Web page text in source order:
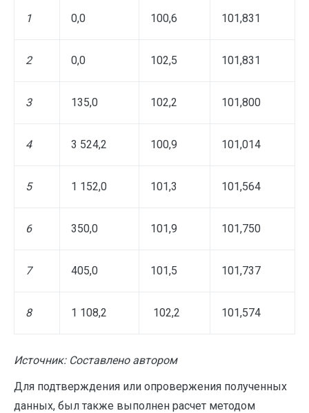
1 0,0 100,6 101,831
2 0,0 102,5 101,831
3 135,0 102,2 101,800
4 3 524,2 100,9 101,014
5 1 152,0 101,3 101,564
6 350,0 101,9 101,750
7 405,0 101,5 101,737
8 1 108,2 102,2 101,574
Источник: Составлено автором
Для подтверждения или опровержения полученных
данных, был также выполнен расчет методом